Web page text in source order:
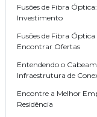
Fusões de Fibra
Investimento
Fusões de Fibra
Encontrar Ofertas
Entendendo o
Infraestrutura de
Encontre a Melhor
Residência